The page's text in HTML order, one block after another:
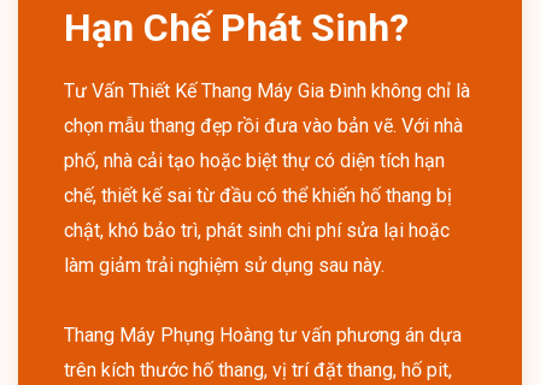
Hạn Chế Phát Sinh?
Tư Vấn Thiết Kế Thang Máy Gia Đình không chỉ là
chọn mẫu thang đẹp rồi đưa vào bản vẽ. Với nhà
phố, nhà cải tạo hoặc biệt thự có diện tích hạn
chế, thiết kế sai từ đầu có thể khiến hố thang bị
chật, khó bảo trì, phát sinh chi phí sửa lại hoặc
làm giảm trải nghiệm sử dụng sau này.
Thang Máy Phụng Hoàng tư vấn phương án dựa
trên kích thước hố thang, vị trí đặt thang, hố pit,